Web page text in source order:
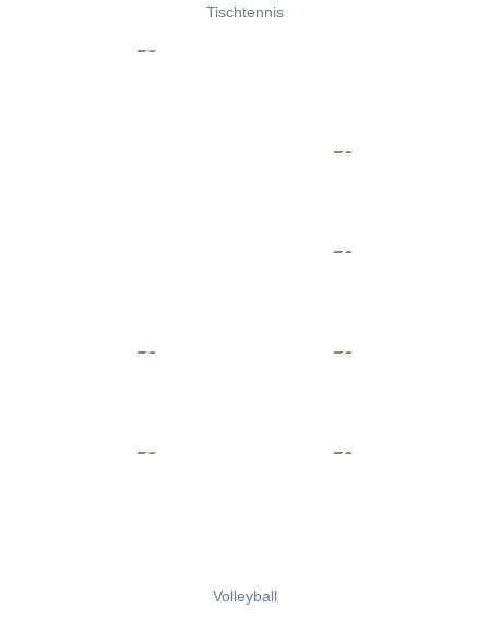
Tischtennis
Volleyball